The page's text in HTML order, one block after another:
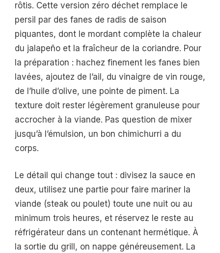
rôtis. Cette version zéro déchet remplace le
persil par des fanes de radis de saison
piquantes, dont le mordant complète la chaleur
du jalapeño et la fraîcheur de la coriandre. Pour
la préparation : hachez finement les fanes bien
lavées, ajoutez de l’ail, du vinaigre de vin rouge,
de l’huile d’olive, une pointe de piment. La
texture doit rester légèrement granuleuse pour
accrocher à la viande. Pas question de mixer
jusqu’à l’émulsion, un bon chimichurri a du
corps.
Le détail qui change tout : divisez la sauce en
deux, utilisez une partie pour faire mariner la
viande (steak ou poulet) toute une nuit ou au
minimum trois heures, et réservez le reste au
réfrigérateur dans un contenant hermétique. À
la sortie du grill, on nappe généreusement. La